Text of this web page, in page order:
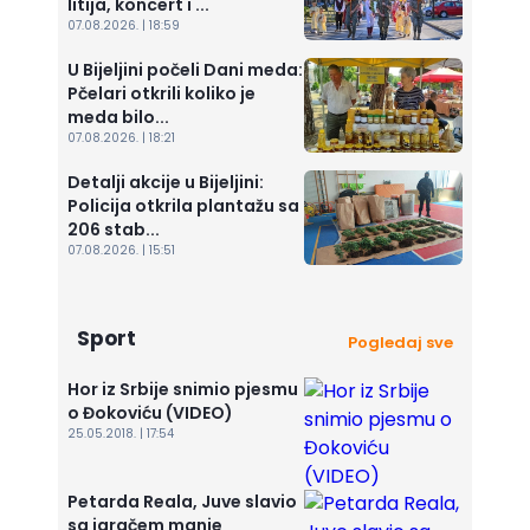
litija, koncert i ...
07.08.2026. | 18:59
U Bijeljini počeli Dani meda:
Pčelari otkrili koliko je
meda bilo...
07.08.2026. | 18:21
Detalji akcije u Bijeljini:
Policija otkrila plantažu sa
206 stab...
07.08.2026. | 15:51
Sport Pogledaj sve
Hor iz Srbije snimio pjesmu
o Đokoviću (VIDEO)
25.05.2018. | 17:54
Petarda Reala, Juve slavio
sa igračem manje